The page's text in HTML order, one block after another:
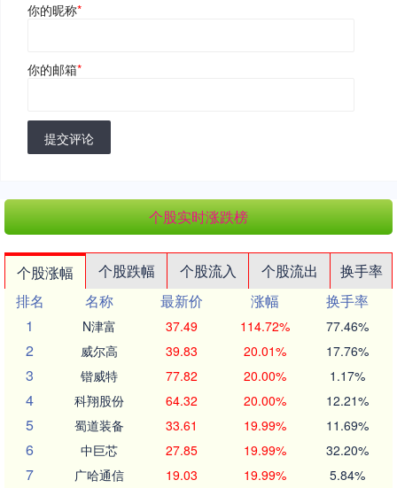
你的昵称*
你的邮箱*
提交评论
个股实时涨跌榜
个股涨幅 个股跌幅 个股流入 个股流出
换手率
排名
名称 最新价 涨幅
换手率
1
N津富 37.49 114.72% 77.46%
2 威尔高 39.83 20.01% 17.76%
3 锴威特 77.82 20.00% 1.17%
4 科翔股份 64.32 20.00% 12.21%
5 蜀道装备 33.61 19.99% 11.69%
6 中巨芯 27.85 19.99% 32.20%
7 广哈通信 19.03 19.99% 5.84%